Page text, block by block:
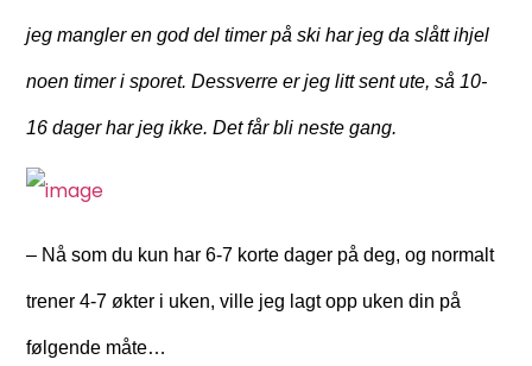
jeg mangler en god del timer på ski har jeg da slått ihjel
noen timer i sporet. Dessverre er jeg litt sent ute, så 10-
16 dager har jeg ikke. Det får bli neste gang.
– Nå som du kun har 6-7 korte dager på deg, og normalt
trener 4-7 økter i uken, ville jeg lagt opp uken din på
følgende måte…